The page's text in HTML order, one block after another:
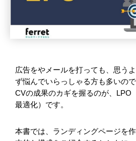
お役立ち情報
広告をやメールを打っても、思う
ず悩んでいらっしゃる方も多いの
CVの成果のカギを握るのが、LPO
最適化）です。
本書では、ランディングページを